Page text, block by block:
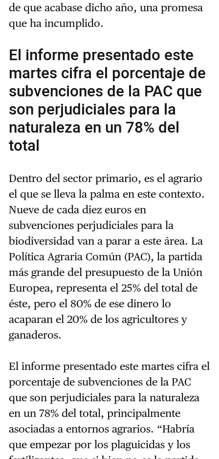
de que acabase dicho año, una promesa
que ha incumplido.
El informe presentado este
martes cifra el porcentaje de
subvenciones de la PAC que
son perjudiciales para la
naturaleza en un 78% del
total
Dentro del sector primario, es el agrario
el que se lleva la palma en este contexto.
Nueve de cada diez euros en
subvenciones perjudiciales para la
biodiversidad van a parar a este área. La
Política Agraria Común (PAC), la partida
más grande del presupuesto de la Unión
Europea, representa el 25% del total de
éste, pero el 80% de ese dinero lo
acaparan el 20% de los agricultores y
ganaderos.
El informe presentado este martes cifra el
porcentaje de subvenciones de la PAC
que son perjudiciales para la naturaleza
en un 78% del total, principalmente
asociadas a entornos agrarios. “Habría
que empezar por los plaguicidas y los